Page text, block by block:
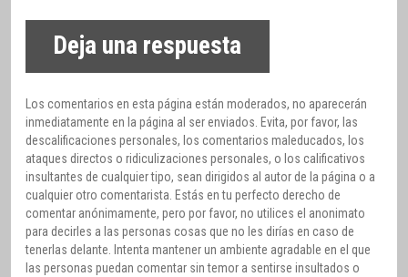
Deja una respuesta
Los comentarios en esta página están moderados, no aparecerán
inmediatamente en la página al ser enviados. Evita, por favor, las
descalificaciones personales, los comentarios maleducados, los
ataques directos o ridiculizaciones personales, o los calificativos
insultantes de cualquier tipo, sean dirigidos al autor de la página o a
cualquier otro comentarista. Estás en tu perfecto derecho de
comentar anónimamente, pero por favor, no utilices el anonimato
para decirles a las personas cosas que no les dirías en caso de
tenerlas delante. Intenta mantener un ambiente agradable en el que
las personas puedan comentar sin temor a sentirse insultados o